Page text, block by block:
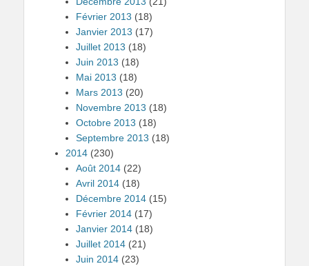
Février 2013 (18)
Janvier 2013 (17)
Juillet 2013 (18)
Juin 2013 (18)
Mai 2013 (18)
Mars 2013 (20)
Novembre 2013 (18)
Octobre 2013 (18)
Septembre 2013 (18)
2014 (230)
Août 2014 (22)
Avril 2014 (18)
Décembre 2014 (15)
Février 2014 (17)
Janvier 2014 (18)
Juillet 2014 (21)
Juin 2014 (23)